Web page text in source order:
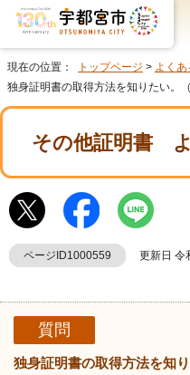
現在の位置： トップページ > よく
独身証明書の取得方法を知りたい。
その他証明書 よ
ページID1000559 更新日 令
質問
独身証明書の取得方法を知